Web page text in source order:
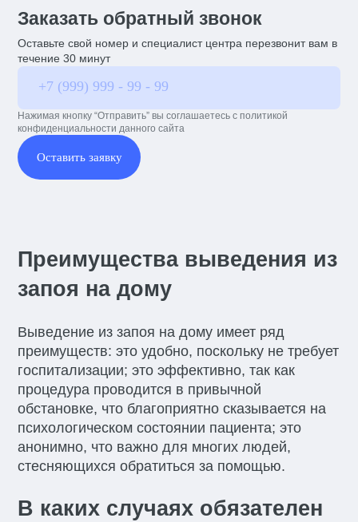
Заказать обратный звонок
Оставьте свой номер и специалист центра перезвонит вам в
течение 30 минут
Нажимая кнопку “Отправить” вы соглашаетесь с политикой
конфиденциальности данного сайта
Оставить заявку
Преимущества выведения из
запоя на дому
Выведение из запоя на дому имеет ряд
преимуществ: это удобно, поскольку не требует
госпитализации; это эффективно, так как
процедура проводится в привычной
обстановке, что благоприятно сказывается на
психологическом состоянии пациента; это
анонимно, что важно для многих людей,
стесняющихся обратиться за помощью.
В каких случаях обязателен